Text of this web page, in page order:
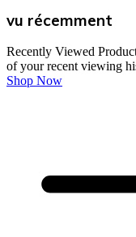
vu récemment
Recently Viewed
of your recent viewing
Shop Now